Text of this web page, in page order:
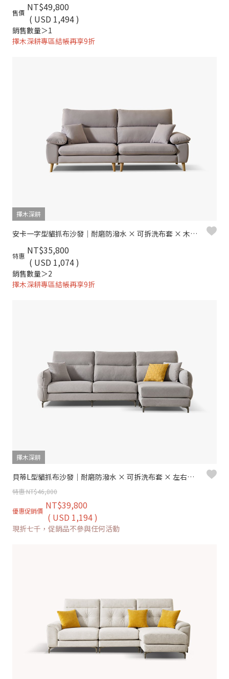
售價 NT$49,800
( USD 1,494 )
銷售數量＞1
擇木深耕專區結帳再享9折
擇木深耕
安卡一字型貓抓布沙發｜耐磨防潑水 × 可拆洗布套 × 木質高腳設計 – 擇木深耕
特惠 NT$35,800
( USD 1,074 )
銷售數量＞2
擇木深耕專區結帳再享9折
擇木深耕
貝蒂L型貓抓布沙發｜耐磨防潑水 × 可拆洗布套 × 左右移動腳椅 – 擇木深耕
特惠 NT$46,800
優惠促銷價 NT$39,800
( USD 1,194 )
現折七千，促銷品不參與任何活動